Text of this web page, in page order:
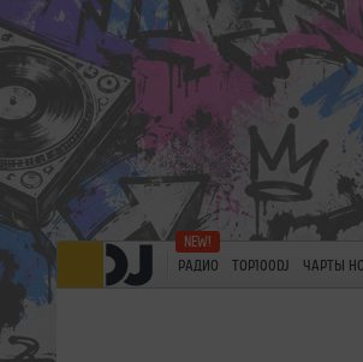
РАДИО TOP100DJ ЧАРТЫ